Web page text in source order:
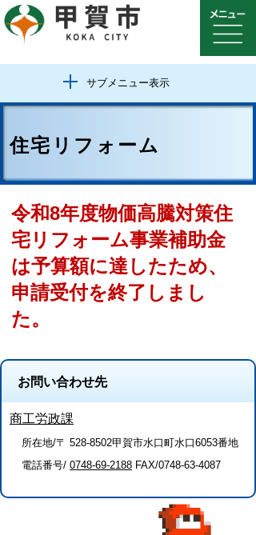
サブメニュー表示
住宅リフォーム
令和8年度物価高騰対策住
宅リフォーム事業補助金
は予算額に達したため、
申請受付を終了しまし
た。
お問い合わせ先
商工労政課
所在地/〒 528-8502甲賀市水口町水口6053番地
電話番号/ 0748-69-2188 FAX/0748-63-4087